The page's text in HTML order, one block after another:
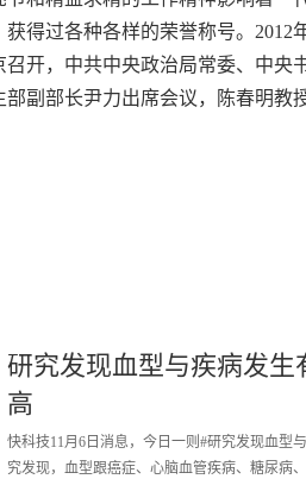
得过各种各样的荣誉称号。
开，中共中央政治局常委、中
副部长尹力出席会议，陈春明教
研究发现血型与疾病发
高
快科技11月6日消息，今日一则#研究发现血型
究发现，血型跟癌症、心脑血管疾病、糖尿病